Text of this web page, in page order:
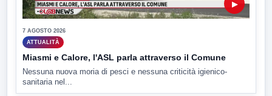
▶
7 AGOSTO 2026
ATTUALITÀ
Miasmi e Calore, l'ASL parla attraverso il Comune
Nessuna nuova moria di pesci e nessuna criticità igienico-
sanitaria nel...